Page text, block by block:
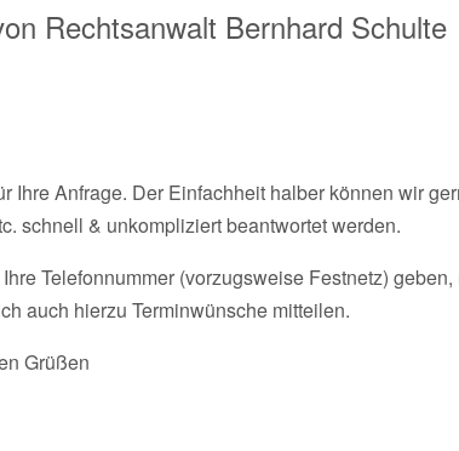
Rechtsanwalt Bernhard Schulte
Ihre Anfrage. Der Einfachheit halber können wir
schnell & unkompliziert beantwortet werden.
Telefonnummer (vorzugsweise Festnetz)
auch hierzu Terminwünsche mitteilen.
Grüßen